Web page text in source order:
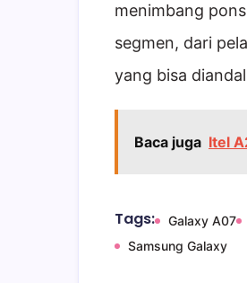
menimbang
segmen, dari
yang bisa
Baca juga Itel
Tags: Galaxy A07
Samsung Galaxy